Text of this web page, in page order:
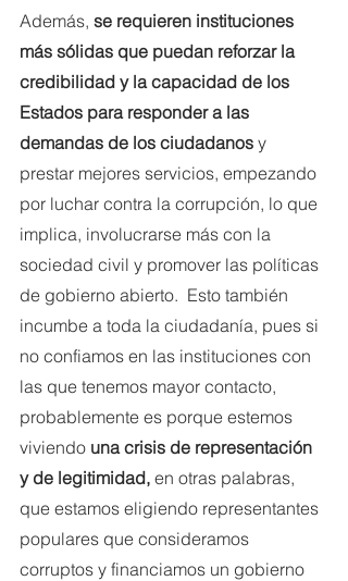
Además, se requieren instituciones
más sólidas que puedan reforzar la
credibilidad y la capacidad de los
Estados para responder a las
demandas de los ciudadanos y
prestar mejores servicios, empezando
por luchar contra la corrupción, lo que
implica, involucrarse más con la
sociedad civil y promover las políticas
de gobierno abierto.  Esto también
incumbe a toda la ciudadanía, pues si
no confiamos en las instituciones con
las que tenemos mayor contacto,
probablemente es porque estemos
viviendo una crisis de representación
y de legitimidad, en otras palabras,
que estamos eligiendo representantes
populares que consideramos
corruptos y financiamos un gobierno